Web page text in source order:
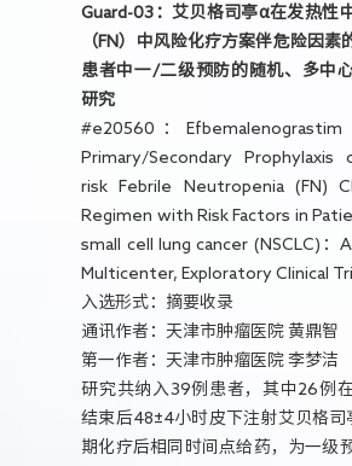
Guard-03：艾贝格司亭α在发热性
（FN）中风险化疗方案伴危险因素
患者中一/二级预防的随机、多中
研究
#e20560：
Primary/Secondary
risk Febrile Neutropenia (FN)
Regimen with Risk Factors in
small cell lung cancer (NSCLC)：
Multicenter, Exploratory Clinical
入选形式：摘要收录
通讯作者：天津市肿瘤医院 黄鼎智
第一作者：天津市肿瘤医院 李梦洁
研究共纳入39例患者，其中26例
结束后48±4小时皮下注射艾贝格司
期化疗后相同时间点给药，为一级